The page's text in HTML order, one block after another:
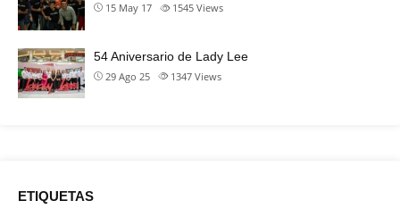
15 May 17 1545 Views
54 Aniversario de Lady Lee
29 Ago 25 1347 Views
ETIQUETAS